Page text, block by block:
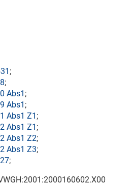
;
;
Abs1 ;
Abs1 ;
Abs1 Z1 ;
Abs1 Z1 ;
Abs1 Z2;
Abs1 Z3;
;